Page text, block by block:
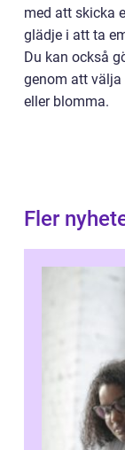
med att skicka
glädje i att ta
Du kan också
genom att välja
eller blomma.
Fler